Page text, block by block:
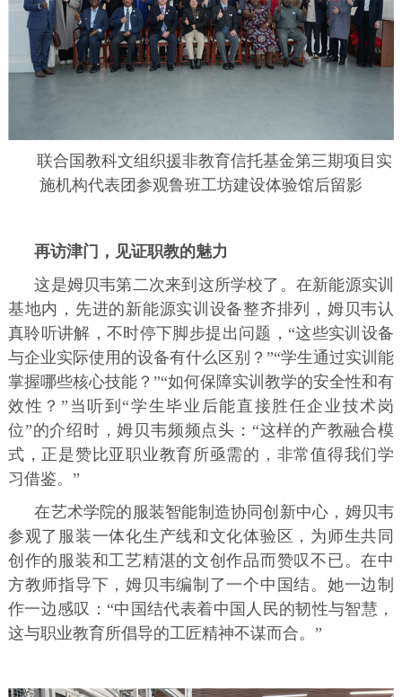
联合国教科文组织援非教育信托基金第三期项目实
施机构代表团参观鲁班工坊建设体验馆后留影
再访津门，见证职教的魅力
这是姆贝韦第二次来到这所学校了。在新能源实训
基地内，先进的新能源实训设备整齐排列，姆贝韦认
真聆听讲解，不时停下脚步提出问题，“这些实训设备
与企业实际使用的设备有什么区别？”“学生通过实训能
掌握哪些核心技能？”“如何保障实训教学的安全性和有
效性？”当听到“学生毕业后能直接胜任企业技术岗
位”的介绍时，姆贝韦频频点头：“这样的产教融合模
式，正是赞比亚职业教育所亟需的，非常值得我们学
习借鉴。”
在艺术学院的服装智能制造协同创新中心，姆贝韦
参观了服装一体化生产线和文化体验区，为师生共同
创作的服装和工艺精湛的文创作品而赞叹不已。在中
方教师指导下，姆贝韦编制了一个中国结。她一边制
作一边感叹：“中国结代表着中国人民的韧性与智慧，
这与职业教育所倡导的工匠精神不谋而合。”